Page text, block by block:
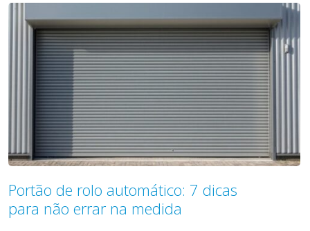
Portão de rolo automático: 7 dicas
para não errar na medida